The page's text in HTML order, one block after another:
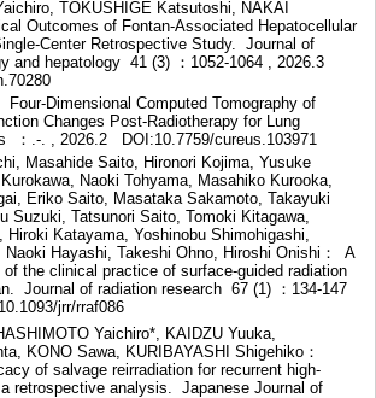
TOKUSHIGE Katsutoshi, NAKAI
Outcomes of Fontan-Associated Hepatocellular
Center Retrospective Study. Journal of
and hepatology 41 (3) ：1052-1064 , 2026.3
Four-Dimensional Computed Tomography of
Changes Post-Radiotherapy for Lung
：.-. , 2026.2
DOI:10.7759/cureus.103971
Masahide Saito, Hironori Kojima, Yusuke
Naoki Tohyama, Masahiko Kurooka,
Eriko Saito, Masataka Sakamoto, Takayuki
Suzuki, Tatsunori Saito, Tomoki Kitagawa,
Hiroki Katayama, Yoshinobu Shimohigashi,
Naoki Hayashi, Takeshi Ohno, Hiroshi Onishi： A
the clinical practice of surface-guided radiation
Journal of radiation research 67 (1) ：134-147
jrr/rraf086
Yaichiro*, KAIDZU Yuuka,
KONO Sawa, KURIBAYASHI Shigehiko：
of salvage reirradiation for recurrent high-
retrospective analysis. Japanese Journal of